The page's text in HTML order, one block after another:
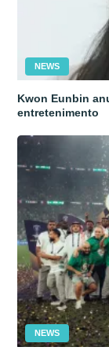
NEWS
Kwon Eunbin
entretenimento
NEWS